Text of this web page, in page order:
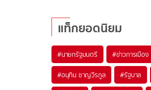
แท็กยอดนิยม
#นายกรัฐมนตรี #ข่าวการเมือง
#อนุทิน ชาญวีรกูล #รัฐบาล